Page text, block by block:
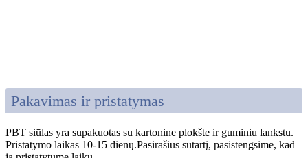
Pakavimas ir pristatymas
PBT siūlas yra supakuotas su kartonine plokšte ir guminiu lankstu.
Pristatymo laikas 10-15 dienų.Pasirašius sutartį, pasistengsime, kad